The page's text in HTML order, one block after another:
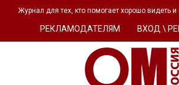
Журнал для тех, кто помогает хорошо видеть
РЕКЛАМОДАТЕЛЯМ ВХОД \